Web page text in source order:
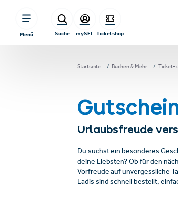
Menü Suche mySFL Ticketshop
Startseite Buchen & Mehr Ticket-
Urlaubsfreude
Du suchst ein besonderes
deine Liebsten? Ob für den
Vorfreude auf unvergessliche
Ladis sind schnell bestellt,